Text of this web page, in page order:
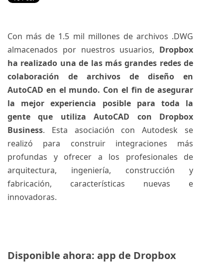
Con más de 1.5 mil millones de archivos .DWG
almacenados por nuestros usuarios, Dropbox
ha realizado una de las más grandes redes de
colaboración de archivos de diseño en
AutoCAD en el mundo. Con el fin de asegurar
la mejor experiencia posible para toda la
gente que utiliza AutoCAD con Dropbox
Business. Esta asociación con Autodesk se
realizó para construir integraciones más
profundas y ofrecer a los profesionales de
arquitectura, ingeniería, construcción y
fabricación, características nuevas e
innovadoras.
Disponible ahora: app de Dropbox